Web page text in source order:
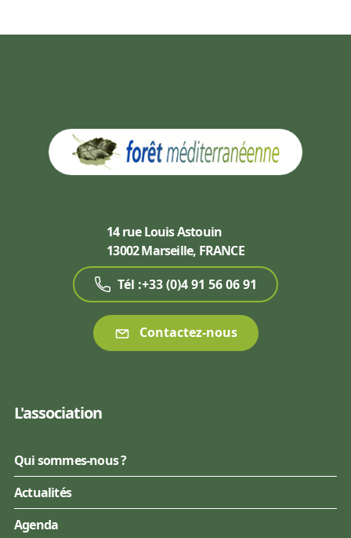
14 rue Louis Astouin
13002 Marseille, FRANCE
Tél :+33 (0)4 91 56 06 91
Contactez-nous
L'association
Qui sommes-nous ?
Actualités
Agenda